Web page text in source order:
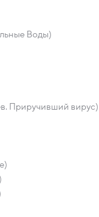
Воды)
Приручивший вирус)